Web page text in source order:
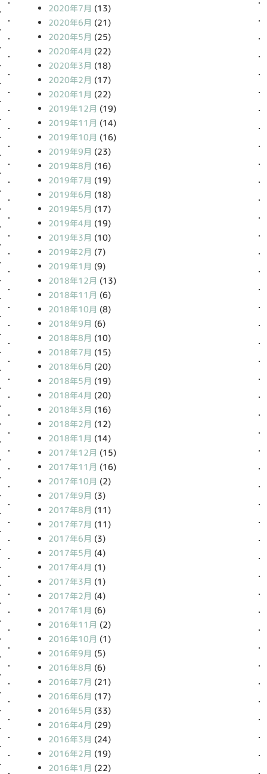
2020年7月 (13)
2020年6月 (21)
2020年5月 (25)
2020年4月 (22)
2020年3月 (18)
2020年2月 (17)
2020年1月 (22)
2019年12月 (19)
2019年11月 (14)
2019年10月 (16)
2019年9月 (23)
2019年8月 (16)
2019年7月 (19)
2019年6月 (18)
2019年5月 (17)
2019年4月 (19)
2019年3月 (10)
2019年2月 (7)
2019年1月 (9)
2018年12月 (13)
2018年11月 (6)
2018年10月 (8)
2018年9月 (6)
2018年8月 (10)
2018年7月 (15)
2018年6月 (20)
2018年5月 (19)
2018年4月 (20)
2018年3月 (16)
2018年2月 (12)
2018年1月 (14)
2017年12月 (15)
2017年11月 (16)
2017年10月 (2)
2017年9月 (3)
2017年8月 (11)
2017年7月 (11)
2017年6月 (3)
2017年5月 (4)
2017年4月 (1)
2017年3月 (1)
2017年2月 (4)
2017年1月 (6)
2016年11月 (2)
2016年10月 (1)
2016年9月 (5)
2016年8月 (6)
2016年7月 (21)
2016年6月 (17)
2016年5月 (33)
2016年4月 (29)
2016年3月 (24)
2016年2月 (19)
2016年1月 (22)